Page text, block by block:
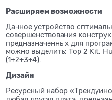
Расширяем возможности
Данное устройство
совершенствования
предназначенных для
можно выделить: Top 2 Kit,
(1+2+3+4).
Дизайн
Ресурсный набор